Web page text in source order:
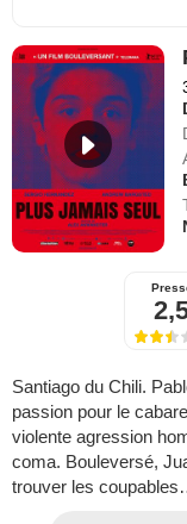
Santiago du Chili.
passion pour le
violente agression
coma. Bouleversé,
trouver les